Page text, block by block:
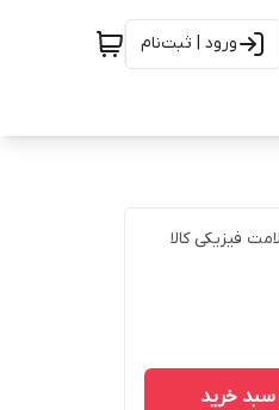
ورود | ثبت‌نام
فیزیکی کالا
سبد خرید